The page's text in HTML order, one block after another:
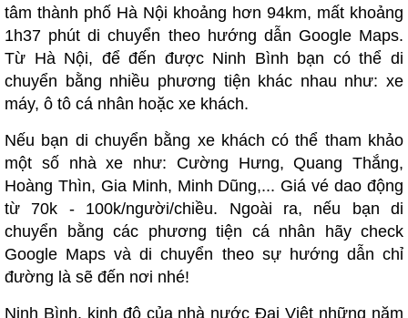
tâm thành phố Hà Nội khoảng hơn 94km, mất khoảng
1h37 phút di chuyển theo hướng dẫn Google Maps.
Từ Hà Nội, để đến được Ninh Bình bạn có thể di
chuyển bằng nhiều phương tiện khác nhau như: xe
máy, ô tô cá nhân hoặc xe khách.
Nếu bạn di chuyển bằng xe khách có thể tham khảo
một số nhà xe như: Cường Hưng, Quang Thắng,
Hoàng Thìn, Gia Minh, Minh Dũng,... Giá vé dao động
từ 70k - 100k/người/chiều. Ngoài ra, nếu bạn di
chuyển bằng các phương tiện cá nhân hãy check
Google Maps và di chuyển theo sự hướng dẫn chỉ
đường là sẽ đến nơi nhé!
Ninh Bình, kinh đô của nhà nước Đại Việt những năm